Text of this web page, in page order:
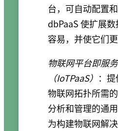
台，可自动配置
dbPaaS 使扩展
容易，并使它们更
物联网平台即服务
（IoTPaaS） ：
物联网拓扑所需的
分析和管理的通
为构建物联网解